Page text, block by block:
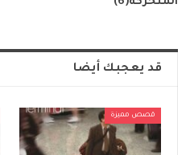
قد يعجبك أيضا
قصص مميزة